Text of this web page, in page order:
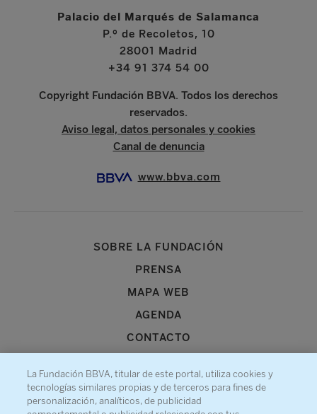
Palacio del Marqués de Salamanca
P.º de Recoletos, 10
28001 Madrid
+34 91 374 54 00
Copyright Fundación BBVA. Todos los derechos
reservados.
Aviso legal, datos personales y cookies
Canal de denuncia
www.bbva.com
SOBRE LA FUNDACIÓN
PRENSA
MAPA WEB
AGENDA
CONTACTO
La Fundación BBVA, titular de este portal, utiliza cookies y
tecnologías similares propias y de terceros para fines de
personalización, analíticos, de publicidad